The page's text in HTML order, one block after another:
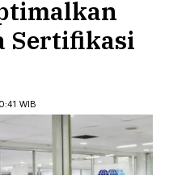
Sertifikasi
WIB